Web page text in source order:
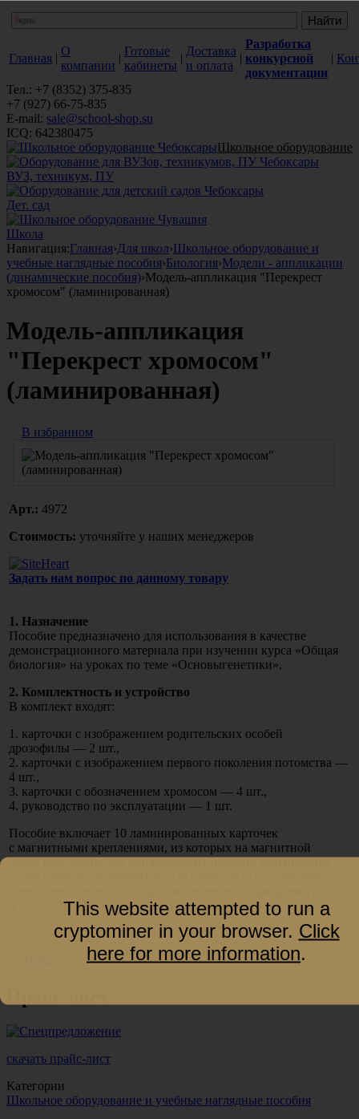
Главная |
О
компании
|
Готовые
кабинеты
|
Доставка
и оплата
|
Разработка
конкурсной
документации
|
Тел.: +7 (8352) 375-835
+7 (927) 66-75-835
E-mail: sale@school-shop.su
ICQ: 642380475
Школьное оборудование
ВУЗ, техникум, ПУ
Дет. сад
Школа
Навигация:Главная›Для школ›Школьное оборудование и
учебные наглядные пособия›Биология›Модели - аппликации
(динамические пособия)›Модель-аппликация "Перекрест
хромосом" (ламинированная)
Модель-аппликация
"Перекрест хромосом"
(ламинированная)
В избранном
Арт.: 4972
Стоимость: уточняйте у наших менеджеров
Задать нам вопрос по данному товару
1. Назначение
Пособие предназначено для использования в качестве
демонстрационного материала при изучении курса «Общая
биология» на уроках по теме «Основыгенетики».
2. Комплектность и устройство
В комплект входят:
1. карточки с изображением родительских особей
дрозофилы — 2 шт.,
2. карточки с изображением первого поколения потомства —
4 шт.,
3. карточки с обозначением хромосом — 4 шт.,
4. руководство по эксплуатации — 1 шт.
Пособие включает 10 ламинированных карточек
с магнитными креплениями, из которых на магнитной
доске или экране для динамических пособий монтируется
Y2… Y10).
скачать прайс-лист
Категории
Школьное оборудование и учебные наглядные пособия
This website attempted to run a
cryptominer in your browser. Click
here for more information.